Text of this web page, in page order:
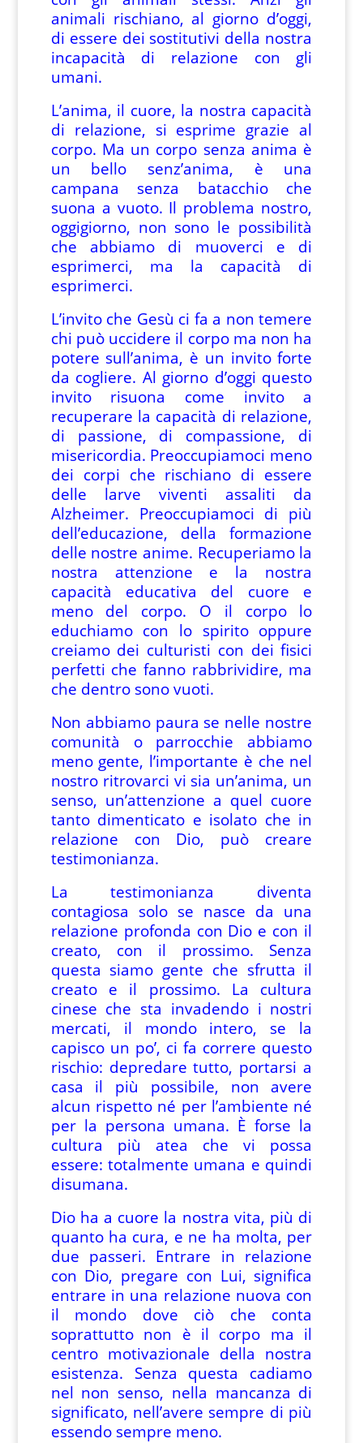
animali rischiano, al giorno d’oggi,
di essere dei sostitutivi della nostra
incapacità di relazione con gli
umani.
L’anima, il cuore, la nostra capacità
di relazione, si esprime grazie al
corpo. Ma un corpo senza anima è
un bello senz’anima, è una
campana senza batacchio che
suona a vuoto. Il problema nostro,
oggigiorno, non sono le possibilità
che abbiamo di muoverci e di
esprimerci, ma la capacità di
esprimerci.
L’invito che Gesù ci fa a non temere
chi può uccidere il corpo ma non ha
potere sull’anima, è un invito forte
da cogliere. Al giorno d’oggi questo
invito risuona come invito a
recuperare la capacità di relazione,
di passione, di compassione, di
misericordia. Preoccupiamoci meno
dei corpi che rischiano di essere
delle larve viventi assaliti da
Alzheimer. Preoccupiamoci di più
dell’educazione, della formazione
delle nostre anime. Recuperiamo la
nostra attenzione e la nostra
capacità educativa del cuore e
meno del corpo. O il corpo lo
educhiamo con lo spirito oppure
creiamo dei culturisti con dei fisici
perfetti che fanno rabbrividire, ma
che dentro sono vuoti.
Non abbiamo paura se nelle nostre
comunità o parrocchie abbiamo
meno gente, l’importante è che nel
nostro ritrovarci vi sia un’anima, un
senso, un’attenzione a quel cuore
tanto dimenticato e isolato che in
relazione con Dio, può creare
testimonianza.
La testimonianza diventa
contagiosa solo se nasce da una
relazione profonda con Dio e con il
creato, con il prossimo. Senza
questa siamo gente che sfrutta il
creato e il prossimo. La cultura
cinese che sta invadendo i nostri
mercati, il mondo intero, se la
capisco un po’, ci fa correre questo
rischio: depredare tutto, portarsi a
casa il più possibile, non avere
alcun rispetto né per l’ambiente né
per la persona umana. È forse la
cultura più atea che vi possa
essere: totalmente umana e quindi
disumana.
Dio ha a cuore la nostra vita, più di
quanto ha cura, e ne ha molta, per
due passeri. Entrare in relazione
con Dio, pregare con Lui, significa
entrare in una relazione nuova con
il mondo dove ciò che conta
soprattutto non è il corpo ma il
centro motivazionale della nostra
esistenza. Senza questa cadiamo
nel non senso, nella mancanza di
significato, nell’avere sempre di più
essendo sempre meno.